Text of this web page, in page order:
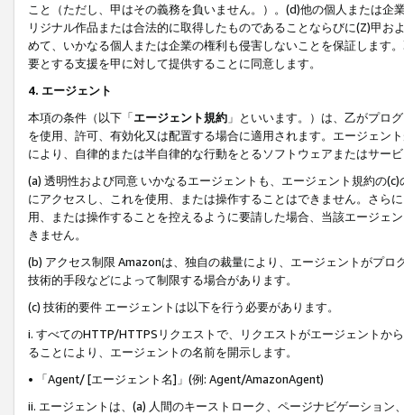
こと（ただし、甲はその義務を負いません。）。(d)他の個人または
リジナル作品または合法的に取得したものであることならびに(Z)甲
めて、いかなる個人または企業の権利も侵害しないことを保証します
要とする支援を甲に対して提供することに同意します。
4. エージェント
本項の条件（以下「エージェント規約 」といいます。）は、乙がプロ
を使用、許可、有効化又は配置する場合に適用されます。エージェン
により、自律的または半自律的な行動をとるソフトウェアまたはサー
(a) 透明性および同意 いかなるエージェントも、エージェント規約の
にアクセスし、これを使用、または操作することはできません。さら
用、または操作することを控えるように要請した場合、当該エージェ
きません。
(b) アクセス制限 Amazonは、独自の裁量により、エージェントがプ
技術的手段などによって制限する場合があります。
(c) 技術的要件 エージェントは以下を行う必要があります。
i. すべてのHTTP/HTTPSリクエストで、リクエストがエージェントか
ることにより、エージェントの名前を開示します。
• 「Agent/ [エージェント名]」(例: Agent/AmazonAgent)
ii. エージェントは、(a) 人間のキーストローク、ページナビゲーショ